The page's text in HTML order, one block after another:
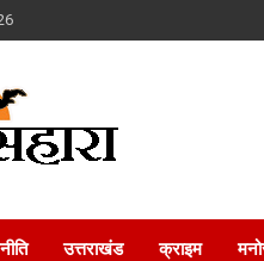
Sahara
उत्तराखंड क्राइम